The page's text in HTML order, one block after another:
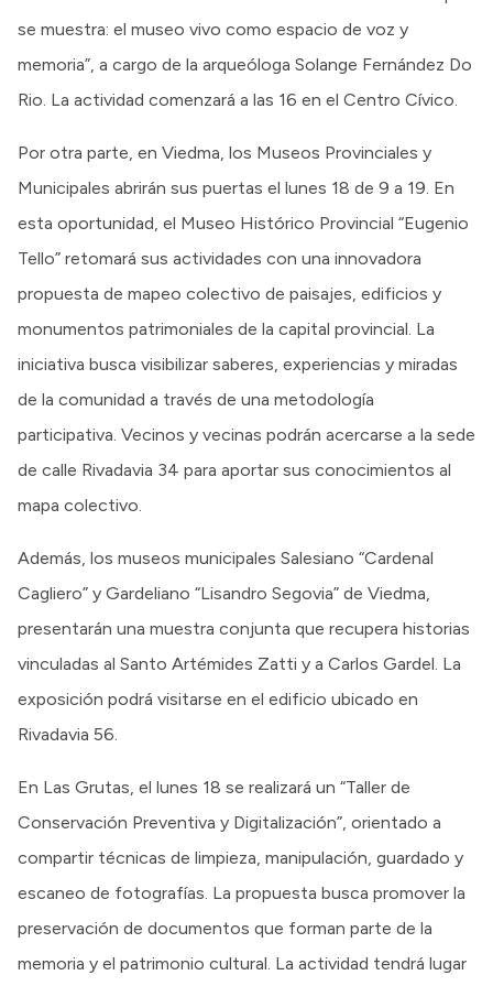
se muestra: el museo vivo como espacio de voz y
memoria”, a cargo de la arqueóloga Solange Fernández Do
Rio. La actividad comenzará a las 16 en el Centro Cívico.
Por otra parte, en Viedma, los Museos Provinciales y
Municipales abrirán sus puertas el lunes 18 de 9 a 19. En
esta oportunidad, el Museo Histórico Provincial “Eugenio
Tello” retomará sus actividades con una innovadora
propuesta de mapeo colectivo de paisajes, edificios y
monumentos patrimoniales de la capital provincial. La
iniciativa busca visibilizar saberes, experiencias y miradas
de la comunidad a través de una metodología
participativa. Vecinos y vecinas podrán acercarse a la sede
de calle Rivadavia 34 para aportar sus conocimientos al
mapa colectivo.
Además, los museos municipales Salesiano “Cardenal
Cagliero” y Gardeliano “Lisandro Segovia” de Viedma,
presentarán una muestra conjunta que recupera historias
vinculadas al Santo Artémides Zatti y a Carlos Gardel. La
exposición podrá visitarse en el edificio ubicado en
Rivadavia 56.
En Las Grutas, el lunes 18 se realizará un “Taller de
Conservación Preventiva y Digitalización”, orientado a
compartir técnicas de limpieza, manipulación, guardado y
escaneo de fotografías. La propuesta busca promover la
preservación de documentos que forman parte de la
memoria y el patrimonio cultural. La actividad tendrá lugar